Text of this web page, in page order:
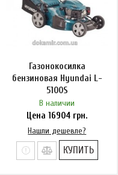
Газонокосилка
бензиновая Hyundai L-
5100S
В наличии
Цена16904 грн.
Нашли дешевле?
КУПИТЬ